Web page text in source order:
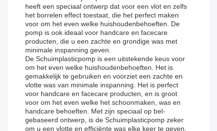
heeft een speciaal ontwerp dat voor een vlot en zelfs
het borrelen effect toestaat, die het perfect maken
voor om het even welke huishoudenbehoeften. De
pomp is ook ideaal voor handcare en facecare
producten, die u een zachte en grondige was met
minimale inspanning geven.
De Schuimplasticpomp is een uitstekende keus voor
om het even welke huishoudenbehoeften. Het is
gemakkelijk te gebruiken en voorziet een zachte en
vlotte was van minimale inspanning. Het is perfect
voor handcare en facecare producten, en is groot
voor om het even welke het schoonmaken, was en
handcare behoeften. Met zijn speciaal op bel-
gebaseerd ontwerp, is de Schuimplasticpomp zeker
om u een vlotte en efficiënte was elke keer te geven.